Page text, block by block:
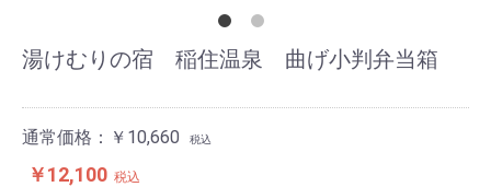
湯けむりの宿 稲住温泉 曲げ小判弁当箱
通常価格：￥10,660 税込
￥12,100 税込